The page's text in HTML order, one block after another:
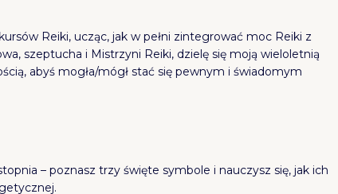
Reiki, ucząc, jak w pełni zintegrować moc Reiki z
szeptucha i Mistrzyni Reiki, dzielę się moją wieloletnią
abyś mogła/mógł stać się pewnym i świadomym
– poznasz trzy święte symbole i nauczysz się, jak ich